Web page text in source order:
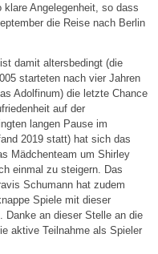
Angelegenheit, so dass
die Reise nach Berlin
damit altersbedingt (die
starteten nach vier Jahren
Adolfinum) die letzte Chance
auf der
langen Pause im
2019 statt) hat sich das
Mädchenteam um Shirley
einmal zu steigern. Das
Schumann hat zudem
Spiele mit dieser
Danke an dieser Stelle an die
aktive Teilnahme als Spieler